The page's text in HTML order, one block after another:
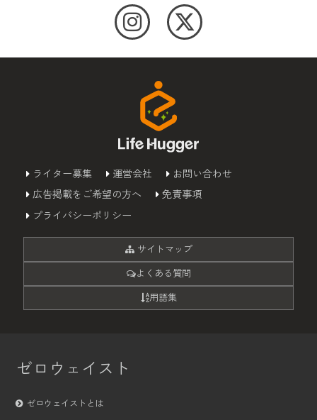
ライター募集 運営会社
お問い合わせ
広告掲載をご希望の方へ
免責事項
プライバシーポリシー
サイトマップ
よくある質問
用語集
ゼロウェイスト
ゼロウェイストとは